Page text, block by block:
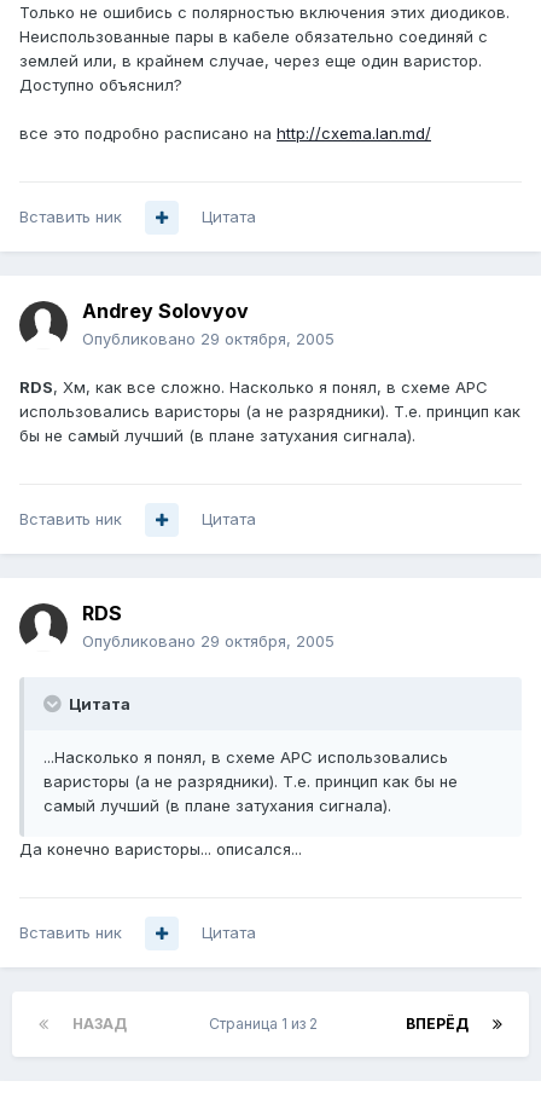
Только не ошибись с полярностью включения этих диодиков.
Неиспользованные пары в кабеле обязательно соединяй с
землей или, в крайнем случае, через еще один варистор.
Доступно объяснил?
все это подробно расписано на http://cxema.lan.md/
Вставить ник Цитата
Andrey Solovyov
Опубликовано 29 октября, 2005
RDS, Хм, как все сложно. Насколько я понял, в схеме APC
использовались варисторы (а не разрядники). Т.е. принцип как
бы не самый лучший (в плане затухания сигнала).
Вставить ник Цитата
RDS
Опубликовано 29 октября, 2005
Цитата
...Насколько я понял, в схеме APC использовались
варисторы (а не разрядники). Т.е. принцип как бы не
самый лучший (в плане затухания сигнала).
Да конечно варисторы... описался...
Вставить ник Цитата
НАЗАД ВПЕРЁД
Страница 1 из 2